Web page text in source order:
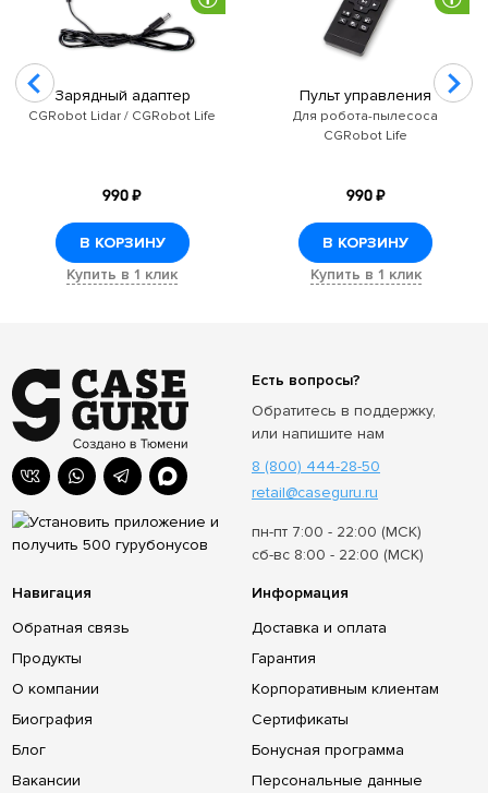
Зарядный адаптер
CGRobot Lidar / CGRobot Life
990 ₽
В КОРЗИНУ
Купить в 1 клик
Пульт управления
Для робота-пылесоса
CGRobot Life
990 ₽
В КОРЗИНУ
Купить в 1 клик
Навигация
Обратная связь
Продукты
О компании
Биография
Блог
Вакансии
Информация
Доставка и оплата
Гарантия
Корпоративным клиентам
Сертификаты
Бонусная программа
Персональные данные
Есть вопросы?
Обратитесь в поддержку,
или напишите нам
8 (800) 444-28-50
retail@caseguru.ru
пн-пт 7:00 - 22:00 (МСК)
сб-вс 8:00 - 22:00 (МСК)